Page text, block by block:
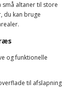
altaner til store
du kan bruge
og funktionelle
til afslapning